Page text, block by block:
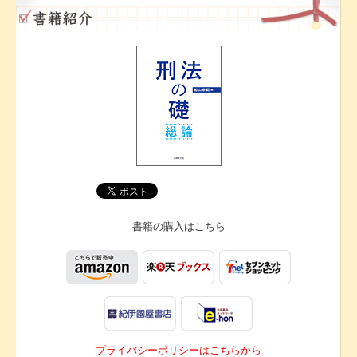
書籍の購入はこちら
プライバシーポリシーはこちらから